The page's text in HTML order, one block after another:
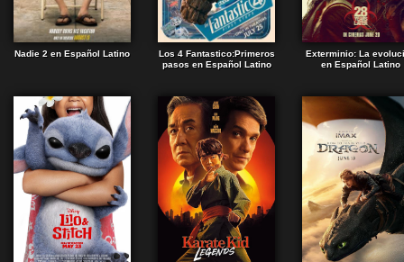
Nadie 2 en Español Latino
Los 4 Fantastico:Primeros
pasos en Español Latino
Exterminio: La
en Español Latino